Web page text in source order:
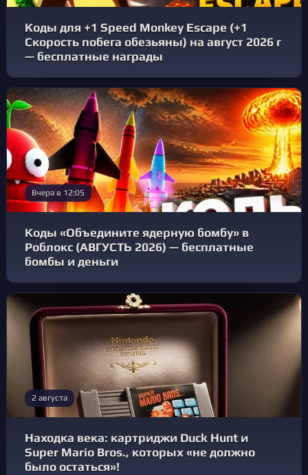
Коды для +1 Speed Monkey Escape (+1
Скорость побега обезьяны) на август 2026 г
— бесплатные награды
Вчера в 12:05
Коды «Объедините ядерную бомбу» в
Роблокс (АВГУСТЬ 2026) — бесплатные
бомбы и деньги
2 августа
Находка века: картриджи Duck Hunt и
Super Mario Bros., которых «не должно
было остаться»!